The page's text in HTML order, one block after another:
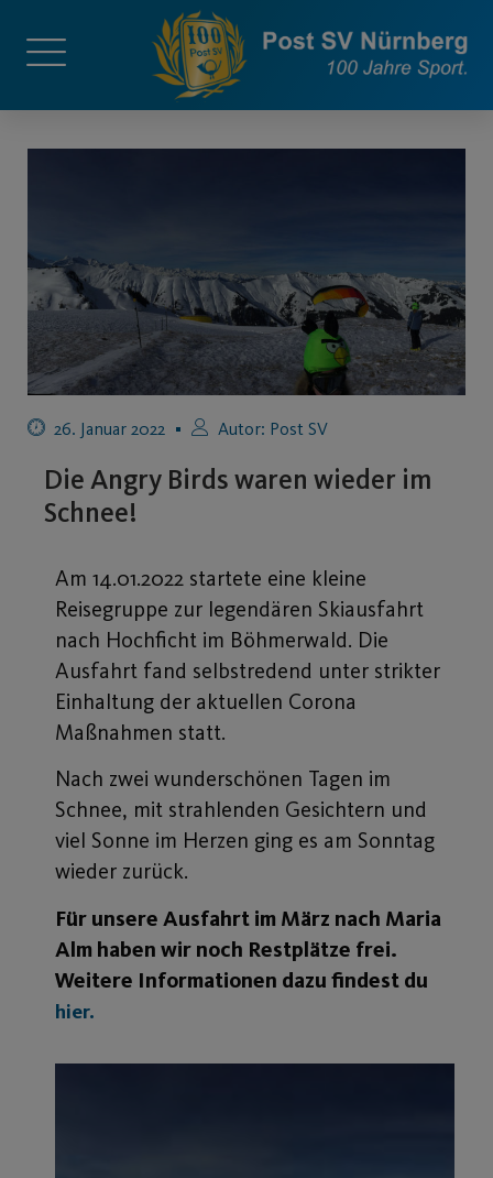
26. Januar 2022 Autor: Post SV
Die Angry Birds waren wieder im
Schnee!
Am 14.01.2022 startete eine kleine
Reisegruppe zur legendären Skiausfahrt
nach Hochficht im Böhmerwald. Die
Ausfahrt fand selbstredend unter strikter
Einhaltung der aktuellen Corona
Maßnahmen statt.
Nach zwei wunderschönen Tagen im
Schnee, mit strahlenden Gesichtern und
viel Sonne im Herzen ging es am Sonntag
wieder zurück.
Für unsere Ausfahrt im März nach Maria
Alm haben wir noch Restplätze frei.
Weitere Informationen dazu findest du
hier.